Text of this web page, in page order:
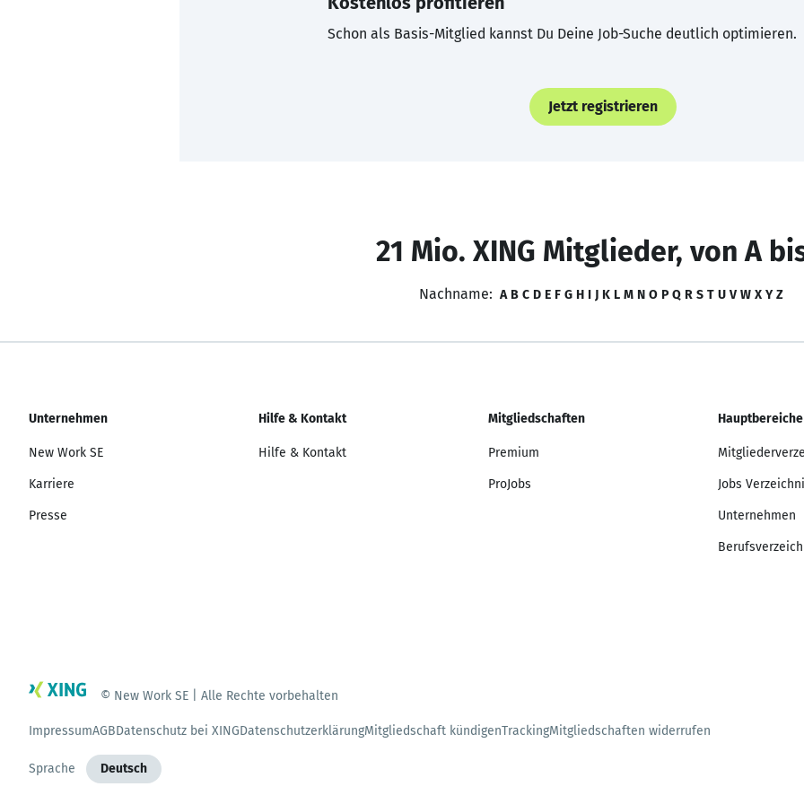
Schon als Basis-Mitglied kannst Du Deine Job-Suche deutlich optimieren.
Jetzt registrieren
21 Mio. XING Mitglieder, von A
Nachname: A B C D E F G H I J K L M N O P Q R S T U V W X Y Z
Unternehmen
New Work SE
Karriere
Presse
Hilfe & Kontakt
Hilfe & Kontakt
Mitgliedschaften
Premium
ProJobs
Hauptbereiche
Jobs
Unternehmen
© New Work SE | Alle Rechte vorbehalten
ImpressumAGBDatenschutz bei XINGDatenschutzerklärungMitgliedschaft kündigenTrackingMitgliedschaften widerrufen
Sprache Deutsch